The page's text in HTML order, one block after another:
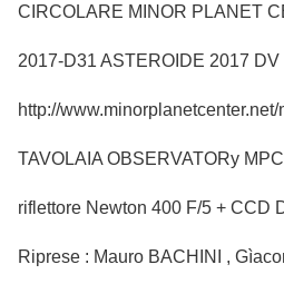
CIRCOLARE MINOR PLANET
2017-D31 ASTEROIDE 2017 DV
http://
TAVOLAIA OBSERVATORy
riflettore Newton 400 F/5 + CCD
Riprese : Mauro BACHINI ,